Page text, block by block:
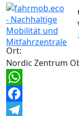
Ort:
Nordic Zentrum
WhatsApp
Facebook